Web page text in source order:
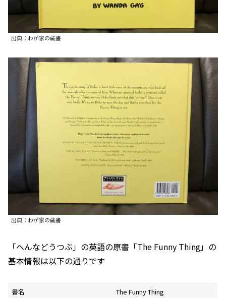
出典：わが家の蔵書
出典：わが家の蔵書
「へんなどうつぶ」の英語の原書「The Funny Thing」の
基本情報は以下の通りです
書名
The Funny Thing